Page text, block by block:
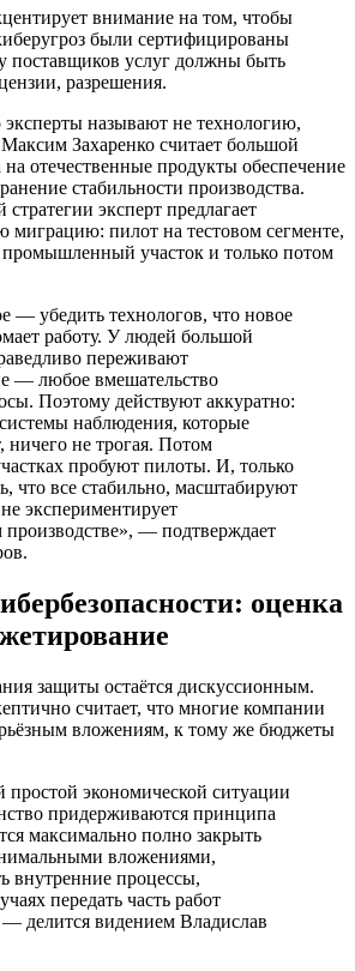
внимание на том, чтобы
были сертифицированы
услуг должны быть
разрешения.
называют не технологию,
Захаренко считает большой
на отечественные продукты обеспечение
стабильности производства.
эксперт предлагает
миграцию: пилот на тестовом сегменте,
участок и только потом
— убедить технологов, что новое
работу. У людей большой
переживают
— любое вмешательство
Поэтому действуют аккуратно:
системы наблюдения, которые
ничего не трогая. Потом
пробуют пилоты. И, только
что все стабильно, масштабируют
экспериментирует
— подтверждает
оценка
защиты остаётся дискуссионным.
считает, что многие компании
вложениям, к тому же бюджеты
простой экономической ситуации
придерживаются принципа
максимально полно закрыть
вложениями,
внутренние процессы,
передать часть работ
делится видением Владислав